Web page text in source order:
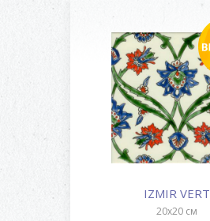
IZMIR VERT
20x20 см